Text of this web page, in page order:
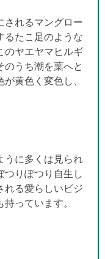
されるマングロー
るたこ足のような
のヤエヤマヒルギ
のうち潮を葉へと
黄色く変色し、
うに多くは見られ
つりぽつり自生し
れる愛らしいビジ
っています。